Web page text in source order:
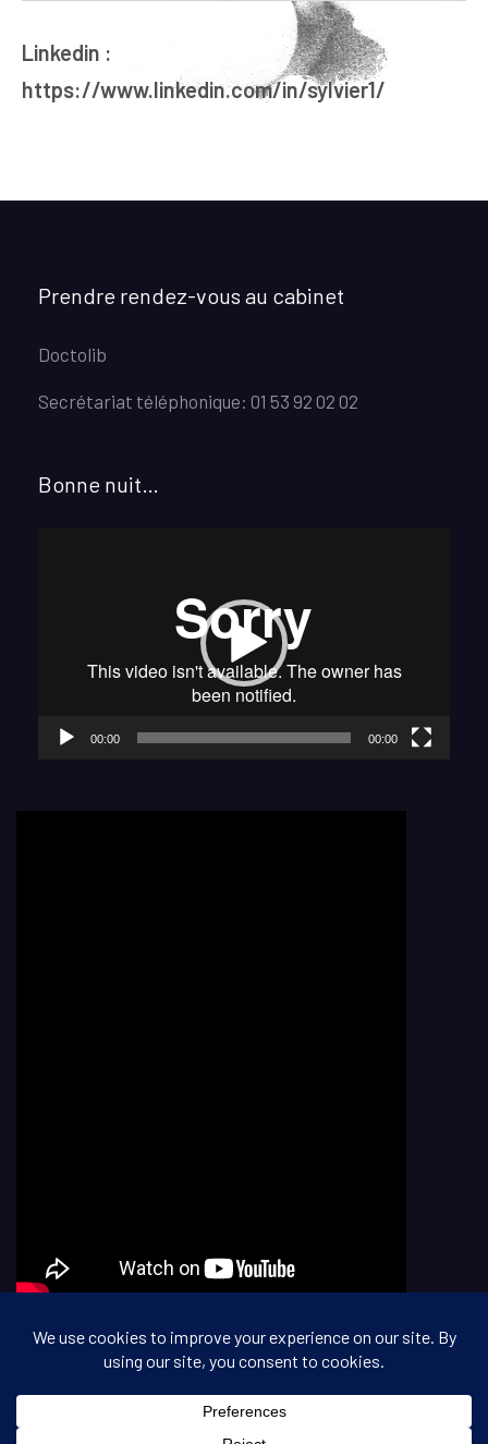
Linkedin :
https://www.linkedin.com/in/sylvier1/
Prendre rendez-vous au cabinet
Doctolib
Secrétariat téléphonique: 01 53 92 02 02
Bonne nuit…
00:00 00:00